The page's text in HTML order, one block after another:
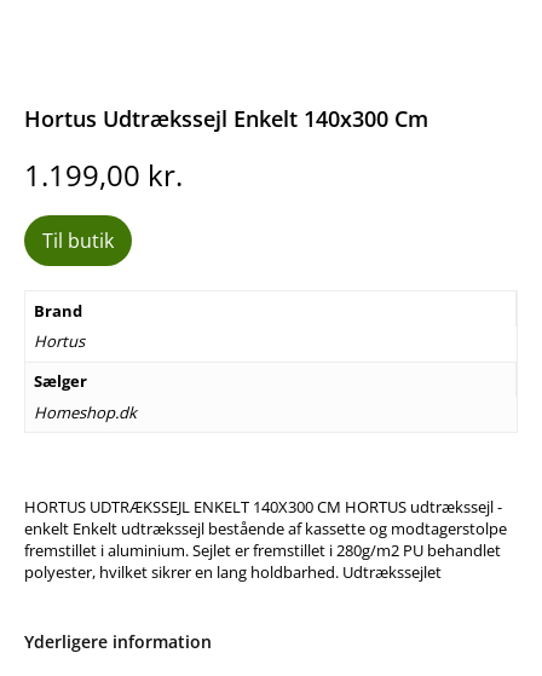
Hortus Udtrækssejl Enkelt 140x300 Cm
1.199,00 kr.
Til butik
Brand
Hortus
Sælger
Homeshop.dk
HORTUS UDTRÆKSSEJL ENKELT 140X300 CM HORTUS udtrækssejl -
enkelt Enkelt udtrækssejl bestående af kassette og modtagerstolpe
fremstillet i aluminium. Sejlet er fremstillet i 280g/m2 PU behandlet
polyester, hvilket sikrer en lang holdbarhed. Udtrækssejlet
Yderligere information